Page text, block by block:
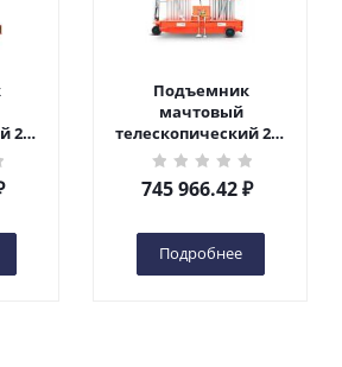
200
в
Подъемник
мачтовый
телескопический 200
кг 10 м TOR GTWY10-
200S DC 2-мачтовый
(автономный) (N) в
745 966.42₽
Подробнее